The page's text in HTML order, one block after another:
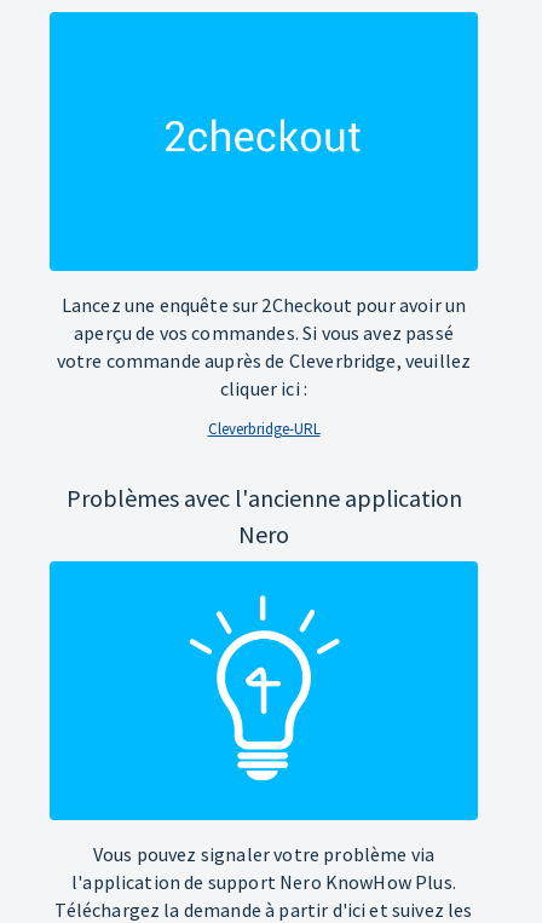
Lancez une enquête sur 2Checkout pour avoir un
aperçu de vos commandes. Si vous avez passé
votre commande auprès de Cleverbridge, veuillez
cliquer ici :
Cleverbridge-URL
Problèmes avec l'ancienne application
Nero
Vous pouvez signaler votre problème via
l'application de support Nero KnowHow Plus.
Téléchargez la demande à partir d'ici et suivez les